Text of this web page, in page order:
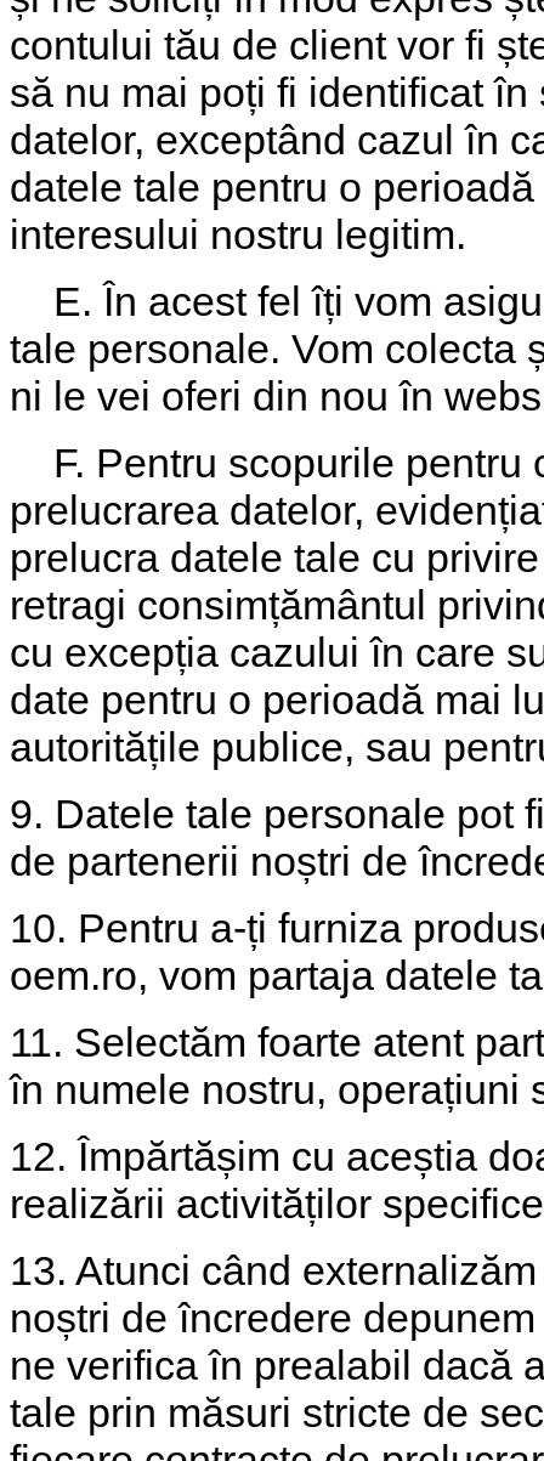
contului tău de client vor fi
să nu mai poți fi identificat
datelor, exceptând cazul în
datele tale pentru o
interesului nostru legitim.
E. În acest fel îți vom
tale personale. Vom colecta
ni le vei oferi din nou în
F. Pentru scopurile pentru
prelucrarea datelor,
prelucra datele tale cu
retragi consimțământul
cu excepția cazului în care
date pentru o perioadă mai
autoritățile publice, sau
9. Datele tale personale pot
de partenerii noștri de
10. Pentru a-ți furniza
oem.ro, vom partaja datele
11. Selectăm foarte atent
în numele nostru, operațiuni
12. Împărtășim cu aceștia
realizării activităților
13. Atunci când
noștri de încredere
ne verifica în prealabil dacă
tale prin măsuri stricte de